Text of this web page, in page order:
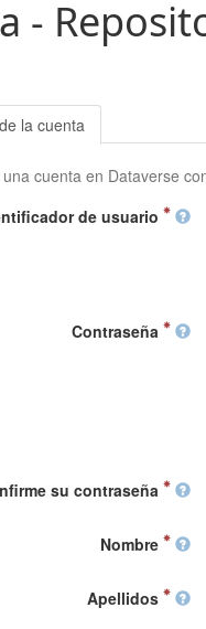
-
la cuenta
cuenta en Dataverse
de usuario
Contraseña
su contraseña
Nombre
Apellidos